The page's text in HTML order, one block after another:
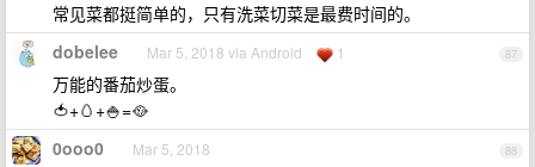
常见菜都挺简单的，只有洗菜切菜是最费时间的。
87
dobelee Mar 5, 2018 via Android 1
万能的番茄炒蛋。
🍅+🥚+🍚=🥘
88
0ooo0 Mar 5, 2018